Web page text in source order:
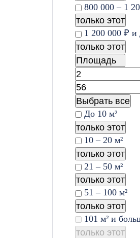
800 000 – 1
только этот
1 200 000 ₽ и
только этот
Площадь
Выбрать все
До 10 м²
только этот
10 – 20 м²
только этот
21 – 50 м²
только этот
51 – 100 м²
только этот
101 м² и
только этот